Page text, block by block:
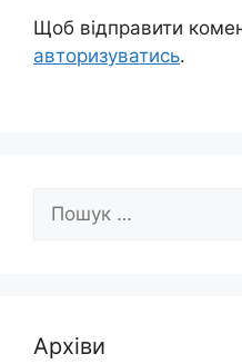
Щоб відправити
авторизуватись.
Архіви